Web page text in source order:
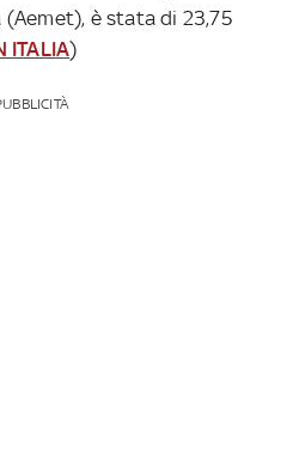
è stata di 23,75
ITALIA)